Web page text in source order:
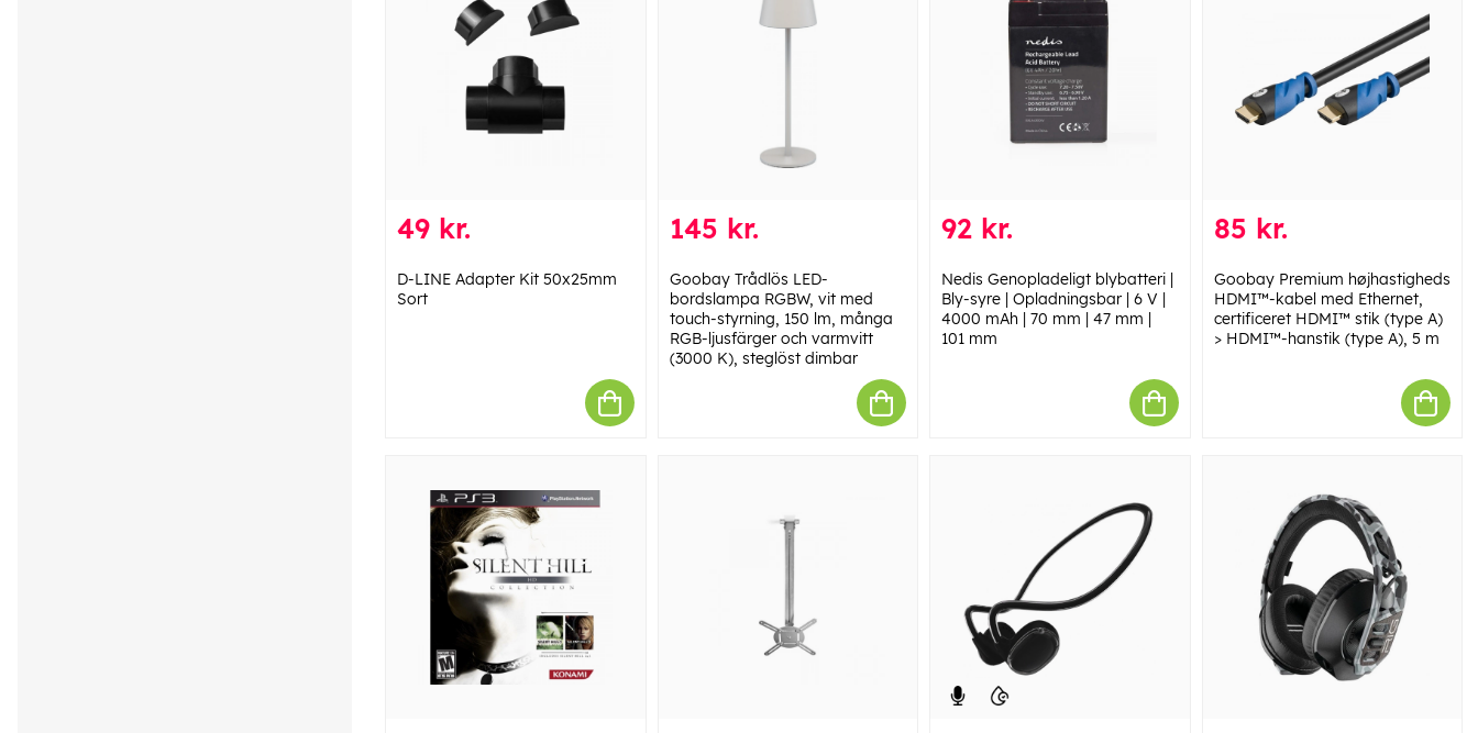
49 kr.
D-LINE Adapter Kit 50x25mm
Sort
145 kr.
Goobay Trådlös LED-
bordslampa RGBW, vit med
touch-styrning, 150 lm, många
RGB-ljusfärger och varmvitt
(3000 K), steglöst dimbar
92 kr.
Nedis Genopladeligt blybatteri |
Bly-syre | Opladningsbar | 6 V |
4000 mAh | 70 mm | 47 mm |
101 mm
85 kr.
Goobay Premium højhastigheds
HDMI™-kabel med Ethernet,
certificeret HDMI™ stik (type A)
> HDMI™-hanstik (type A), 5 m